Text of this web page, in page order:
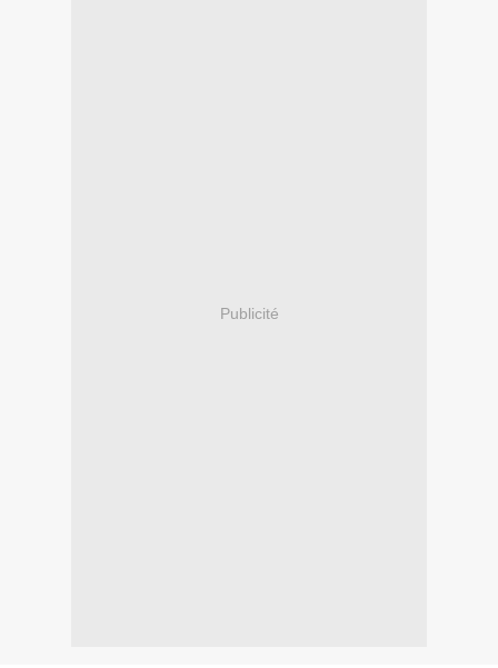
Publicité